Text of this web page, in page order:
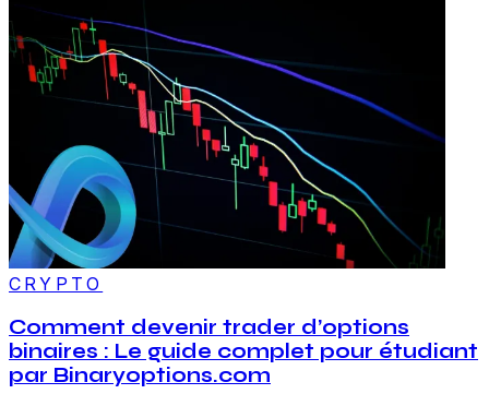
CRYPTO
Comment devenir trader d’options
binaires : Le guide complet pour étudiant
par Binaryoptions.com